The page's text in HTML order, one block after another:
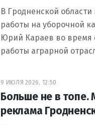
В Гродненской области
работы на уборочной
Юрий Караев во время
работы аграрной
9 ИЮЛЯ 2026, 12:50
Больше не в топе.
реклама